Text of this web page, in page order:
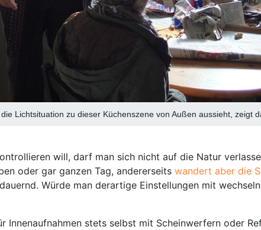
Lichtsituation zu dieser Küchenszene von Außen aussieht, zeigt
will, darf man sich nicht auf die Natur
oder gar ganzen Tag, andererseits wandert aber die
Würde man derartige Einstellungen mit
Innenaufnahmen stets selbst mit Scheinwerfern oder